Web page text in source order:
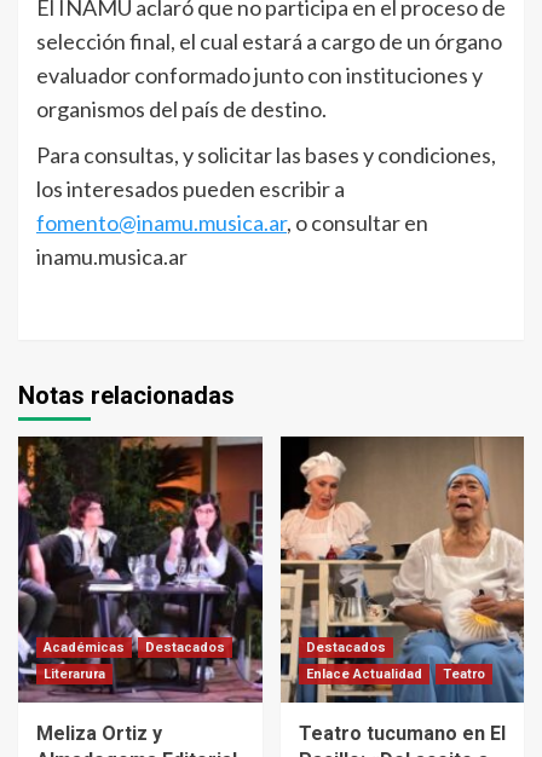
El INAMU aclaró que no participa en el proceso de
selección final, el cual estará a cargo de un órgano
evaluador conformado junto con instituciones y
organismos del país de destino.
Para consultas, y solicitar las bases y condiciones,
los interesados pueden escribir a
fomento@inamu.musica.ar, o consultar en
inamu.musica.ar
Notas relacionadas
Académicas
Destacados
Literarura
Meliza Ortiz y
Destacados
Enlace Actualidad
Teatro
Teatro tucumano en El